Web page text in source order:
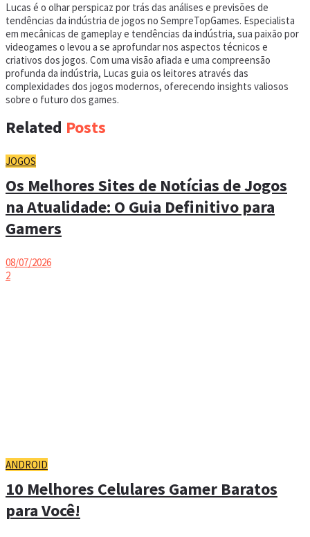
Lucas é o olhar perspicaz por trás das análises e previsões de
tendências da indústria de jogos no SempreTopGames. Especialista
em mecânicas de gameplay e tendências da indústria, sua paixão por
videogames o levou a se aprofundar nos aspectos técnicos e
criativos dos jogos. Com uma visão afiada e uma compreensão
profunda da indústria, Lucas guia os leitores através das
complexidades dos jogos modernos, oferecendo insights valiosos
sobre o futuro dos games.
Related Posts
JOGOS
Os Melhores Sites de Notícias de Jogos
na Atualidade: O Guia Definitivo para
Gamers
08/07/2026
2
ANDROID
10 Melhores Celulares Gamer Baratos
para Você!